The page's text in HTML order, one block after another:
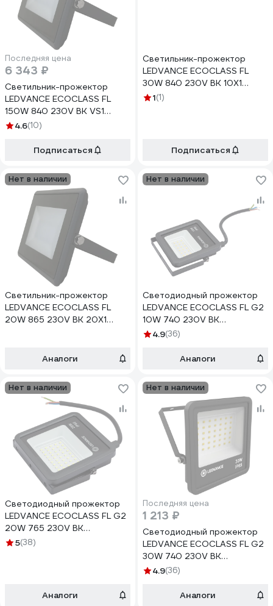
Последняя цена
6 343 ₽
Светильник-прожектор
LEDVANCE ECOCLASS FL
150W 840 230V BK VS1
4058075183506
4.6(10)
Подписаться
Светильник-прожектор
LEDVANCE ECOCLASS FL
30W 840 230V BK 10X1
4058075176652
1(1)
Подписаться
Нет в наличии
Светильник-прожектор
LEDVANCE ECOCLASS FL
20W 865 230V BK 20X1
Аналоги
Нет в наличии
Светодиодный прожектор
LEDVANCE ECOCLASS FL G2
10W 740 230V BK
4058075709218
4.9(36)
Аналоги
Нет в наличии
Светодиодный прожектор
LEDVANCE ECOCLASS FL G2
20W 765 230V BK
4058075709270
5(38)
Аналоги
Нет в наличии
Последняя цена
1 213 ₽
Светодиодный прожектор
LEDVANCE ECOCLASS FL G2
30W 740 230V BK
4058075709294
4.9(36)
Аналоги